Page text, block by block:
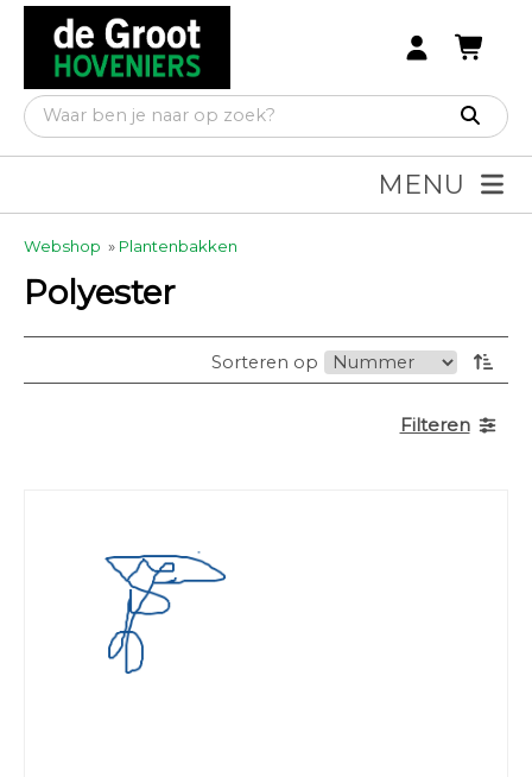
MENU
Webshop » Plantenbakken
Polyester
Sorteren op
Filteren